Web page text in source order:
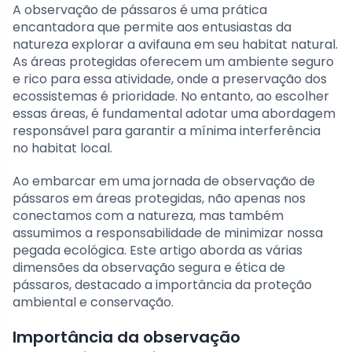
A observação de pássaros é uma prática
encantadora que permite aos entusiastas da
natureza explorar a avifauna em seu habitat natural.
As áreas protegidas oferecem um ambiente seguro
e rico para essa atividade, onde a preservação dos
ecossistemas é prioridade. No entanto, ao escolher
essas áreas, é fundamental adotar uma abordagem
responsável para garantir a mínima interferência
no habitat local.
Ao embarcar em uma jornada de observação de
pássaros em áreas protegidas, não apenas nos
conectamos com a natureza, mas também
assumimos a responsabilidade de minimizar nossa
pegada ecológica. Este artigo aborda as várias
dimensões da observação segura e ética de
pássaros, destacado a importância da proteção
ambiental e conservação.
Importância da observação